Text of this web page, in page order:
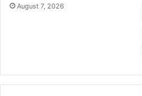
August 7, 2026